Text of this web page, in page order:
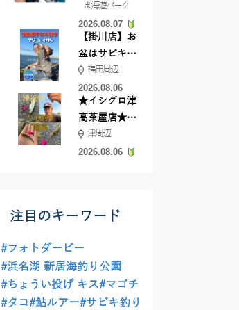
根店
ま海遊パーク
2026.08.07
【掛川店】お
盆はサビキ釣
りいきません
か?
福田周辺
2026.08.06
★イシグロ津
高茶屋店★津
近郊ハゼ釣れ
てます！
津周辺
2026.08.06
注目のキーワード
#フォトダービー
#浜名湖 新居海釣り公園
#ちょうい投げ キス#マゴチ
#タコ#鮎ルアー#サビキ釣り